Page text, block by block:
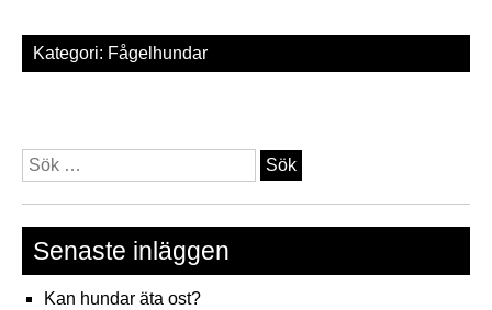
Kategori: Fågelhundar
Sök
efter:
Senaste inläggen
Kan hundar äta ost?